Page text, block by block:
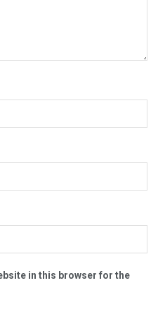
in this browser for the